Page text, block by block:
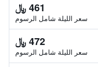
461 ﷼
سعر الليلة شامل الرسوم
472 ﷼
سعر الليلة شامل الرسوم